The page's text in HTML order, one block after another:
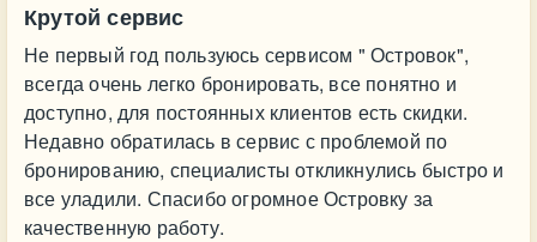
Крутой сервис
Не первый год пользуюсь сервисом " Островок",
всегда очень легко бронировать, все понятно и
доступно, для постоянных клиентов есть скидки.
Недавно обратилась в сервис с проблемой по
бронированию, специалисты откликнулись быстро и
все уладили. Спасибо огромное Островку за
качественную работу.